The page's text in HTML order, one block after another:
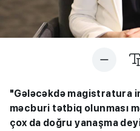
"Gələcəkdə magistratura
məcburi tətbiq olunması
çox da doğru yanaşma